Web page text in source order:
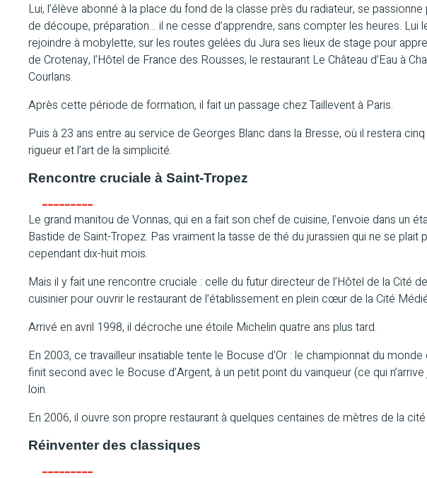
Lui, l’élève abonné à la place du fond de la classe près du radiateur, se
de découpe, préparation… il ne cesse d’apprendre, sans compter les heures. Lui
rejoindre à mobylette, sur les routes gelées du Jura ses lieux de stage pour
de Crotenay, l’Hôtel de France des Rousses, le restaurant Le Château d’Eau à
Courlans.
Après cette période de formation, il fait un passage chez Taillevent à Paris.
Puis à 23 ans entre au service de Georges Blanc dans la Bresse, où il restera
rigueur et l’art de la simplicité.
Rencontre cruciale à Saint-Tropez
Le grand manitou de Vonnas, qui en a fait son chef de cuisine, l’envoie dans un
Bastide de Saint-Tropez. Pas vraiment la tasse de thé du jurassien qui ne se
cependant dix-huit mois.
Mais il y fait une rencontre cruciale : celle du futur directeur de l’Hôtel de la Cité
cuisinier pour ouvrir le restaurant de l’établissement en plein cœur de la Cité
Arrivé en avril 1998, il décroche une étoile Michelin quatre ans plus tard.
En 2003, ce travailleur insatiable tente le Bocuse d'Or : le championnat du
finit second avec le Bocuse d’Argent, à un petit point du vainqueur (ce qui
loin.
En 2006, il ouvre son propre restaurant à quelques centaines de mètres de la
Réinventer des classiques